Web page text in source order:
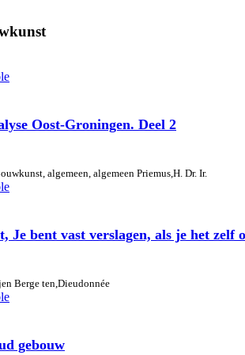
Oost-Groningen. Deel 2
algemeen, algemeen Priemus,H. Dr. Ir.
Je bent vast verslagen, als je het zelf
Berge ten,Dieudonnée
gebouw